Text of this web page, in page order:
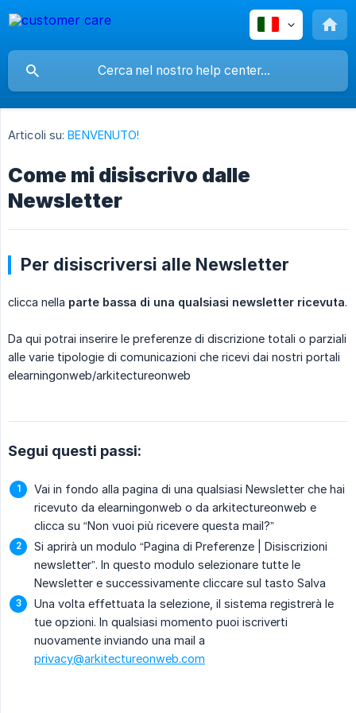
Articoli su: BENVENUTO!
Come mi disiscrivo dalle
Newsletter
Per disiscriversi alle Newsletter
clicca nella parte bassa di una qualsiasi newsletter ricevuta.
Da qui potrai inserire le preferenze di discrizione totali o parziali
alle varie tipologie di comunicazioni che ricevi dai nostri portali
elearningonweb/arkitectureonweb
Segui questi passi:
Vai in fondo alla pagina di una qualsiasi Newsletter che hai
ricevuto da elearningonweb o da arkitectureonweb e
clicca su “Non vuoi più ricevere questa mail?”
Si aprirà un modulo “Pagina di Preferenze | Disiscrizioni
newsletter”. In questo modulo selezionare tutte le
Newsletter e successivamente cliccare sul tasto Salva
Una volta effettuata la selezione, il sistema registrerà le
tue opzioni. In qualsiasi momento puoi iscriverti
nuovamente inviando una mail a
privacy@arkitectureonweb.com